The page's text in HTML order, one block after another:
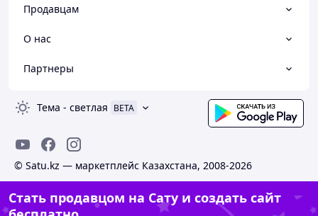
Продавцам
О нас
Партнеры
Тема - светлая BETA
© Satu.kz — маркетплейс Казахстана, 2008-2026
Стать продавцом на Сату и создать сайт